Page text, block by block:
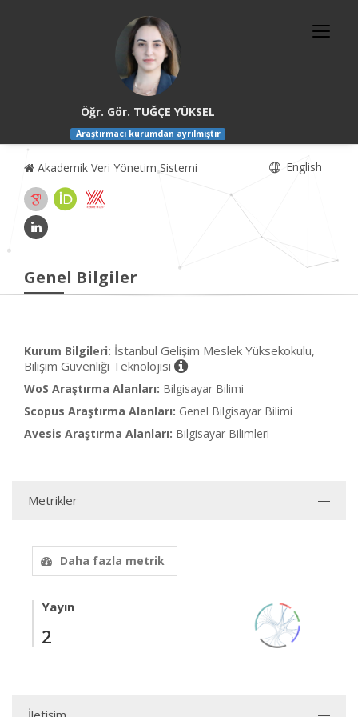
Öğr. Gör. TUĞÇE YÜKSEL
Araştırmacı kurumdan ayrılmıştır
Akademik Veri Yönetim Sistemi English
Genel Bilgiler
Kurum Bilgileri: İstanbul Gelişim Meslek Yüksekokulu,
Bilişim Güvenliği Teknolojisi
WoS Araştırma Alanları: Bilgisayar Bilimi
Scopus Araştırma Alanları: Genel Bilgisayar Bilimi
Avesis Araştırma Alanları: Bilgisayar Bilimleri
Metrikler
Daha fazla metrik
Yayın
2